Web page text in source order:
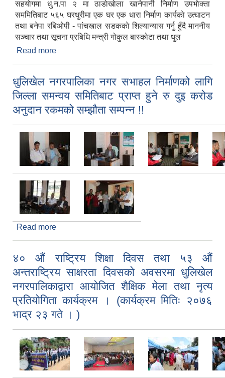
सहयाेगमा धु.न.पा २ मा ठाडाेखाेला खानेपानी निर्माण उपभाेक्ता
सममितिबाट ५६५ घरधुरीमा एक घर एक धारा निर्माण कार्यकाे उत्घाटन
तथा बनेपा रबिओपी - पांचखाल सडककाे शिल्यान्यास गर्नु हुँदै माननीय
सञ्चार तथा सूचना प्रबिधि मन्त्री गोकुल बास्कोटा तथा धुल
Read more
निर्माण बनेपा रबिओपी - पांचखाल सडककाे शिल्यान्यास
कार्यक्रम !!
धुलिखेल नगरपालिका नगर सभाहल निर्माणको लागि
जिल्ला समन्वय समितिबाट प्राप्त हुने रु दुइ करोड
अनुदान रकमको सम्झौता सम्पन्न !!
Read more
४० औं राष्ट्रिय शिक्षा दिवस तथा ५३ औं
अन्तराष्ट्रिय साक्षरता दिवसको अवसरमा धुलिखेल
नगरपालिकाद्वारा आयोजित शैक्षिक मेला तथा नृत्य
प्रतियोगिता कार्यक्रम । (कार्यक्रम मितिः २०७६
भाद्र २३ गते । )